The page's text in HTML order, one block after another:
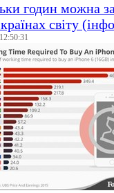
годин можна
світу